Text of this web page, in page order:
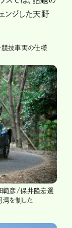
ンジした天野
競技車両の仕様
田範彦/保井隆宏選
湾を制した